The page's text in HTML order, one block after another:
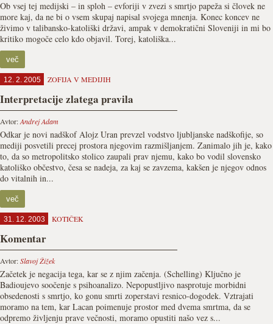
Ob vsej tej medijski – in sploh – evforiji v zvezi s smrtjo papeža si človek ne
more kaj, da ne bi o vsem skupaj napisal svojega mnenja. Konec koncev ne
živimo v talibansko-katoliški državi, ampak v demokratični Sloveniji in mi bo
kritiko mogoče celo kdo objavil. Torej, katoliška...
več
12. 2. 2005 ZOFIJA V MEDIJIH
Interpretacije zlatega pravila
Avtor:Andrej Adam
Odkar je novi nadškof Alojz Uran prevzel vodstvo ljubljanske nadškofije, so
mediji posvetili precej prostora njegovim razmišljanjem. Zanimalo jih je, kako
to, da so metropolitsko stolico zaupali prav njemu, kako bo vodil slovensko
katoliško občestvo, česa se nadeja, za kaj se zavzema, kakšen je njegov odnos
do vitalnih in...
več
31. 12. 2003 KOTIČEK
Komentar
Avtor:Slavoj Žižek
Začetek je negacija tega, kar se z njim začenja. (Schelling) Ključno je
Badioujevo soočenje s psihoanalizo. Nepopustljivo nasprotuje morbidni
obsedenosti s smrtjo, ko gonu smrti zoperstavi resnico-dogodek. Vztrajati
moramo na tem, kar Lacan poimenuje prostor med dvema smrtma, da se
odpremo življenju prave večnosti, moramo opustiti našo vez s...